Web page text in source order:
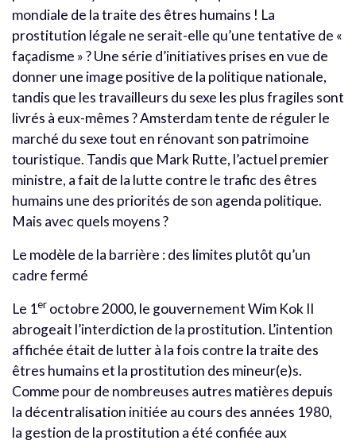
mondiale de la traite des êtres humains ! La
prostitution légale ne serait-elle qu’une tentative de «
façadisme » ? Une série d’initiatives prises en vue de
donner une image positive de la politique nationale,
tandis que les travailleurs du sexe les plus fragiles sont
livrés à eux-mêmes ? Amsterdam tente de réguler le
marché du sexe tout en rénovant son patrimoine
touristique. Tandis que Mark Rutte, l’actuel premier
ministre, a fait de la lutte contre le trafic des êtres
humains une des priorités de son agenda politique.
Mais avec quels moyens ?
Le modèle de la barrière : des limites plutôt qu’un
cadre fermé
Le 1er octobre 2000, le gouvernement Wim Kok II
abrogeait l’interdiction de la prostitution. L’intention
affichée était de lutter à la fois contre la traite des
êtres humains et la prostitution des mineur(e)s.
Comme pour de nombreuses autres matières depuis
la décentralisation initiée au cours des années 1980,
la gestion de la prostitution a été confiée aux